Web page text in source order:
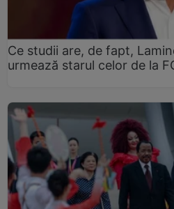
Ce studii are, de fapt,
urmează starul celor de la